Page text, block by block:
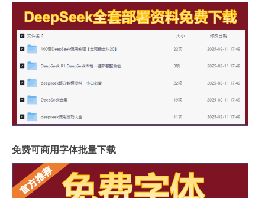
免费可商用字体批量下载